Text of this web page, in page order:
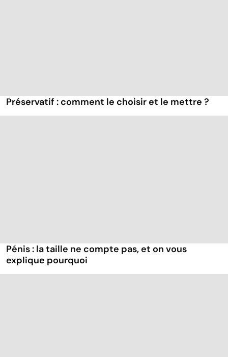
Préservatif : comment le choisir et le mettre ?
Pénis : la taille ne compte pas, et on vous
explique pourquoi